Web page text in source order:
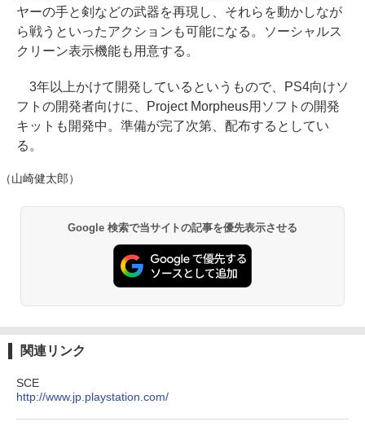
ヤーの手と剣などの武器を再現し、それらを動かしなが
ら戦うといったアクションも可能になる。ソーシャルス
クリーン表示機能も用意する。
3年以上かけて開発しているというもので、PS4向けソ
フトの開発者向けに、Project Morpheus用ソフトの開発
キットも開発中。準備が完了次第、配布するとしてい
る。
（山崎健太郎）
Google 検索で当サイトの記事を優先表示させる
関連リンク
SCE
http://www.jp.playstation.com/